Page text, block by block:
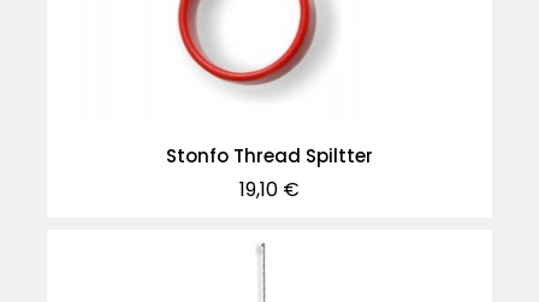
Stonfo Thread Spiltter
Precio
19,10 €